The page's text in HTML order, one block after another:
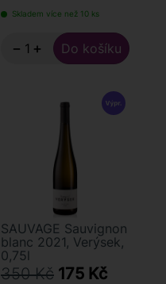
Skladem více než 10 ks
− +
SAUVAGE Sauvignon
blanc 2021, Verýsek,
0,75l
350 Kč 175 Kč